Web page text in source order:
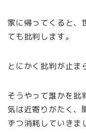
家に帰ってくると、
ても批判します。
とにかく批判が止ま
そうやって誰かを批
気は近寄りがたく、
ずつ消耗していきま